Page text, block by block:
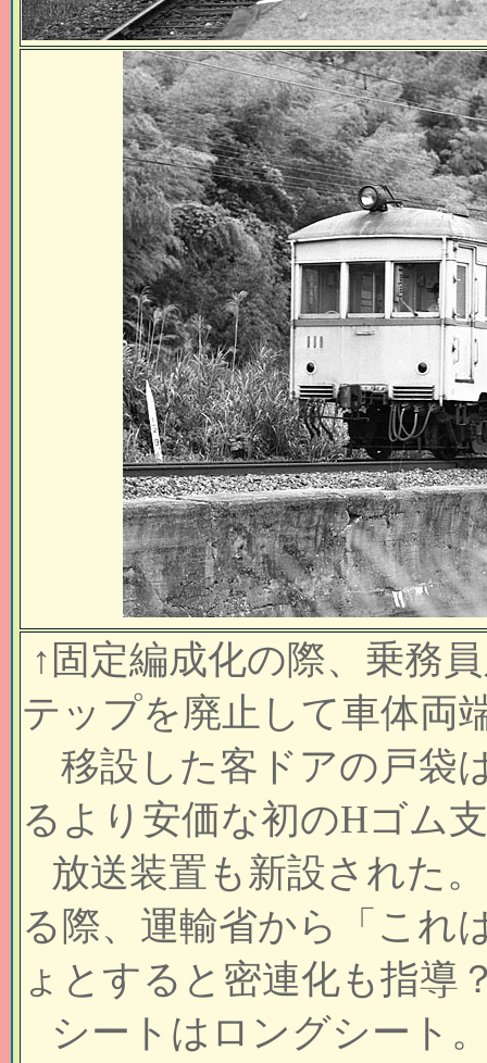
↑ 固定編成化の際、乗務
テップを廃止して車体両
移設した客ドアの戸袋
るより安価な初のHゴム
放送装置も新設された
る際、運輸省から「これ
ょとすると密連化も指導
シートはロングシート